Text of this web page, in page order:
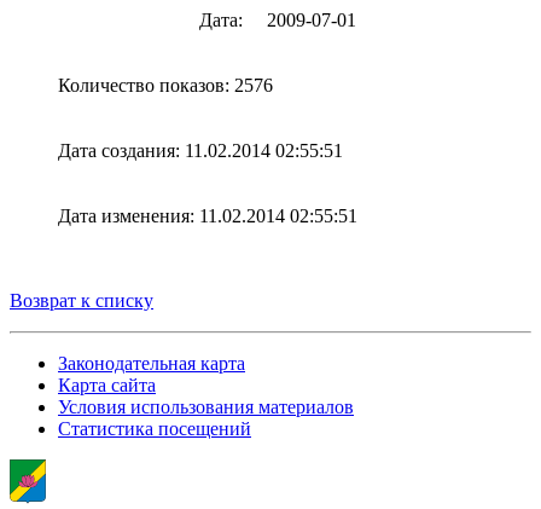
Дата: 2009-07-01
Количество показов: 2576
Дата создания: 11.02.2014 02:55:51
Дата изменения: 11.02.2014 02:55:51
Возврат к списку
Законодательная карта
Карта сайта
Условия использования материалов
Статистика посещений